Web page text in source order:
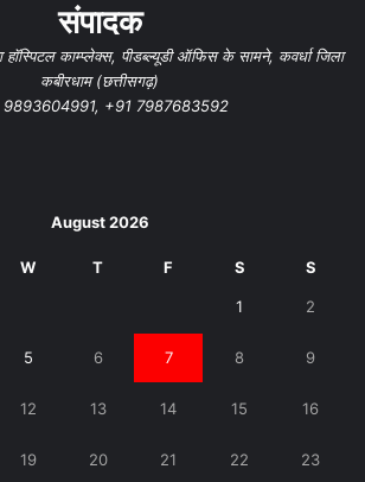
संपादक
हॉस्पिटल काम्प्लेक्स, पीडब्ल्यूडी ऑफिस के सामने, कवर्धा जिला
कबीरधाम (छत्तीसगढ़)
9893604991, +91 7987683592
August 2026
W T F S S
1 2
5 6 7 8 9
12 13 14 15 16
19 20 21 22 23